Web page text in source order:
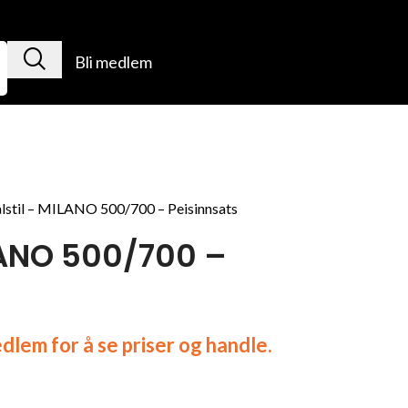
Bli medlem
– MILANO 500/700 – Peisinnsats
500/700 –
for å se priser og handle.